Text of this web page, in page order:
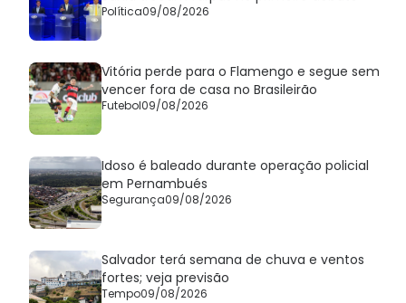
Política09/08/2026
Vitória perde para o Flamengo e segue sem
vencer fora de casa no Brasileirão
Futebol09/08/2026
Idoso é baleado durante operação policial
em Pernambués
Segurança09/08/2026
Salvador terá semana de chuva e ventos
fortes; veja previsão
Tempo09/08/2026